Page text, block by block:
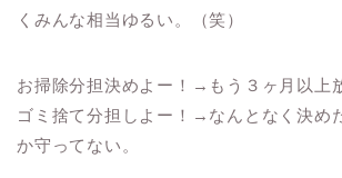
くみんな相当ゆるい。（笑）
お掃除分担決めよー！→もう３ヶ月以上
ゴミ捨て分担しよー！→なんとなく決め
か守ってない。